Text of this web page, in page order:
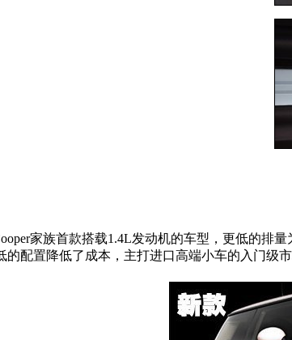
家族首款搭载1.4L发动机的车型，更低的排
的配置降低了成本，主打进口高端小车的入门级